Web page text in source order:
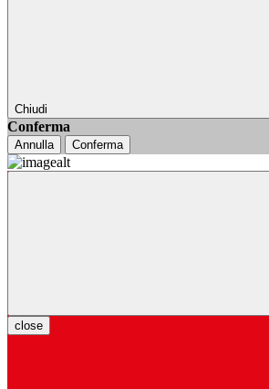
Chiudi
Conferma
Annulla Conferma
close